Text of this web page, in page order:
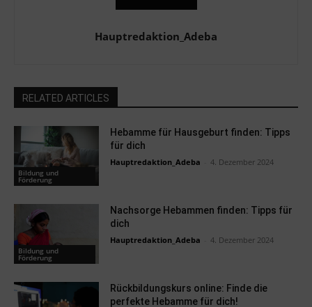
Hauptredaktion_Adeba
RELATED ARTICLES
Bildung und
Förderung
Hebamme für Hausgeburt finden: Tipps
für dich
Hauptredaktion_Adeba 4. Dezember 2024
Bildung und
Förderung
Nachsorge Hebammen finden: Tipps für
dich
Hauptredaktion_Adeba 4. Dezember 2024
Rückbildungskurs online: Finde die
perfekte Hebamme für dich!